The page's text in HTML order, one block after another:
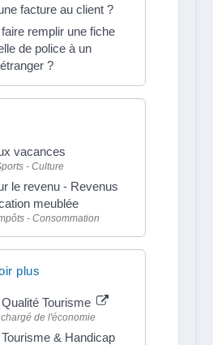
facture au client ?
remplir une fiche
de police à un
?
vacances
- Culture
le revenu - Revenus
meublée
- Consommation
plus
Tourisme
de l'économie
& Handicap